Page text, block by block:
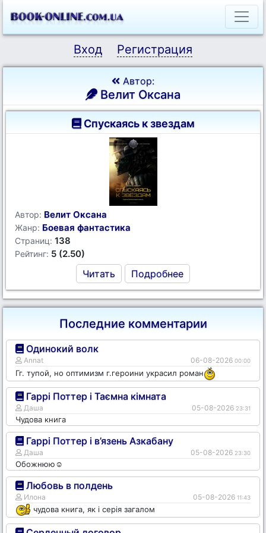
Вход Регистрация
Автор:
Велит Оксана
Спускаясь к звездам
Автор: Велит Оксана
Жанр: Боевая фантастика
Страниц: 138
Рейтинг: 5 (2.50)
Читать Подробнее
Последние комментарии
Одинокий волк
Annat 06-08-2026 00:00
Гг. тупой, но оптимизм г.героини украсил роман
Гаррі Поттер і Таємна кімната
Даша 05-08-2026 23:31
Чудова книга
Гаррі Поттер і в’язень Азкабану
Даша 05-08-2026 23:30
Обожнюю☺️
Любовь в полдень
Илона 05-08-2026 11:43
чудова книга, як і серія загалом